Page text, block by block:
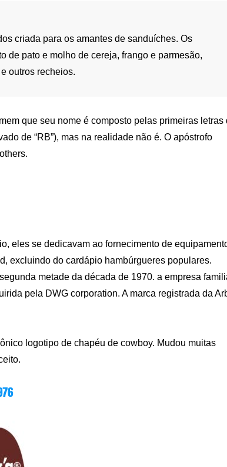
criada para os amantes de sanduíches. Os
de pato e molho de cereja, frango e parmesão,
outros recheios.
que seu nome é composto pelas primeiras letras
de “RB”), mas na realidade não é. O apóstrofo
eles se dedicavam ao fornecimento de
excluindo do cardápio hambúrgueres populares.
metade da década de 1970. a empresa
pela DWG corporation. A marca registrada da
logotipo de chapéu de cowboy. Mudou muitas